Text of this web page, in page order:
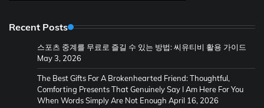
Recent Posts
스포츠 중계를 무료로 즐길 수 있는 방법: 씨유티비 활용 가이드
May 3, 2026
The Best Gifts For A Brokenhearted Friend: Thoughtful,
Comforting Presents That Genuinely Say I Am Here For You
When Words Simply Are Not Enough April 16, 2026